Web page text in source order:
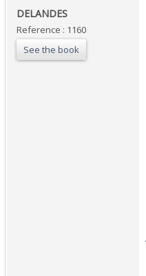
‎DELANDES‎
Reference : 1160
See the book